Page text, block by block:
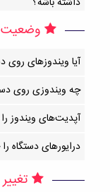
وضعیت
آیا ویندوزهای روی
چه ویندوزی روی
آپدیت‌های ویندوز
درایورهای دستگاه